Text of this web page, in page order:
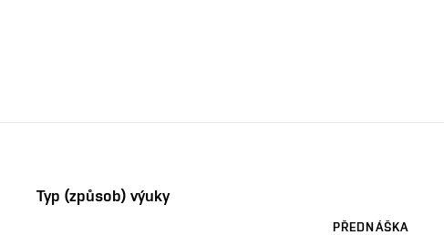
Typ (způsob) výuky
PŘEDNÁŠKA